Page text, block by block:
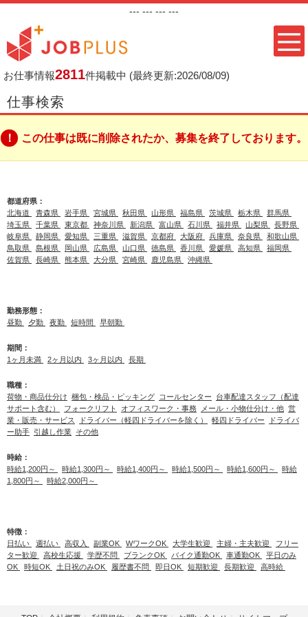
--- --- --- ---
お仕事情報2811件掲載中 (最終更新:2026/08/09)
仕事検索
この仕事は既に削除されたか、募集を終了しております。
都道府県：
北海道
青森県 岩手県 宮城県 秋田県 山形県 福島県 茨城県 栃木県
群馬県
埼玉県
千葉県 東京都 神奈川県 新潟県 富山県 石川県 福井県 山梨県
長野県
岐阜県
静岡県 愛知県 三重県 滋賀県 京都府 大阪府 兵庫県 奈良県
和歌山県
鳥取県
島根県 岡山県 広島県 山口県 徳島県 香川県 愛媛県 高知県
福岡県
佐賀県
長崎県 熊本県 大分県 宮崎県 鹿児島県 沖縄県
勤務形態：
昼勤
夕勤 夜勤 短時間 早朝勤
期間：
1ヶ月未満
2ヶ月以内 3ヶ月以内 長期
職種：
荷物・商品仕分け 梱包・検品・ピッキング コールセンター
台車配達スタッフ（配達
サポート含む）
フォークリフト オフィスワーク・事務 メール・小物仕分け・他 営
業・販売・サービス
ドライバー（軽四ドライバーを除く） 軽四ドライバー
ドライバ
ー助手 引越し作業 その他
時給：
時給1,200円～
時給1,300円～ 時給1,400円～ 時給1,500円～ 時給1,600円～
時給
1,800円～
時給2,000円～
特徴：
日払い
週払い 高収入 副業OK WワークOK 大学生歓迎 主婦・主夫歓迎
フリー
ター歓迎
高校生応援 学歴不問 ブランクOK バイク通勤OK 車通勤OK
平日のみ
OK
時短OK 土日祝のみOK 履歴書不問 即日OK 短期歓迎 長期歓迎 高時給